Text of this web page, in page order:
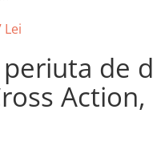
Lei
periuta de